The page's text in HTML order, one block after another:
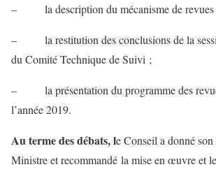
– la description du mécanisme de revues
– la restitution des conclusions de la
du Comité Technique de Suivi ;
– la présentation du programme des
l’année 2019.
Au terme des débats, le Conseil a donné
Ministre et recommandé la mise en œuvre et